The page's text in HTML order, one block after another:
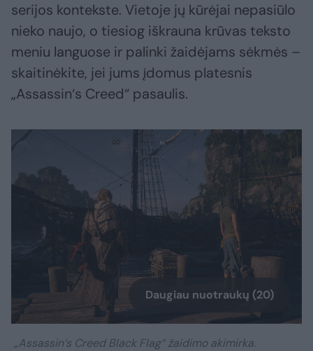
serijos kontekste. Vietoje jų kūrėjai nepasiūlo
nieko naujo, o tiesiog iškrauna krūvas teksto
meniu languose ir palinki žaidėjams sėkmės –
skaitinėkite, jei jums įdomus platesnis
„Assassin‘s Creed“ pasaulis.
Daugiau nuotraukų (20)
„Assassin‘s Creed Black Flag“ žaidimo akimirka.